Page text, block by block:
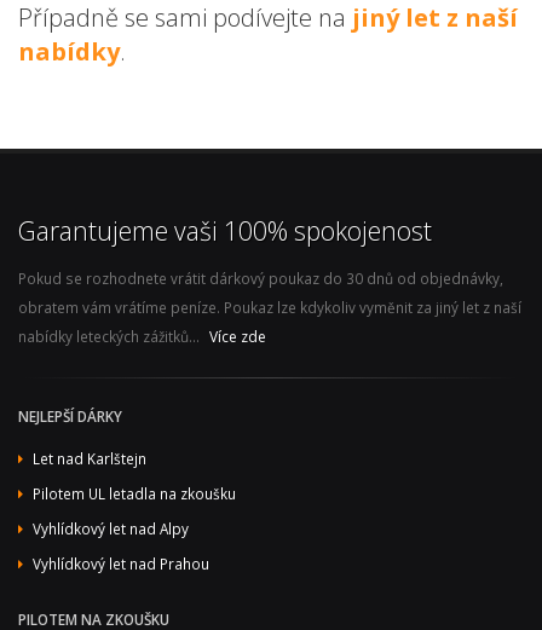
Případně se sami podívejte na jiný let z naší
nabídky.
Garantujeme vaši 100% spokojenost
Pokud se rozhodnete vrátit dárkový poukaz do 30 dnů od objednávky,
obratem vám vrátíme peníze. Poukaz lze kdykoliv vyměnit za jiný let z naší
nabídky leteckých zážitků... Více zde
NEJLEPŠÍ DÁRKY
Let nad Karlštejn
Pilotem UL letadla na zkoušku
Vyhlídkový let nad Alpy
Vyhlídkový let nad Prahou
PILOTEM NA ZKOUŠKU